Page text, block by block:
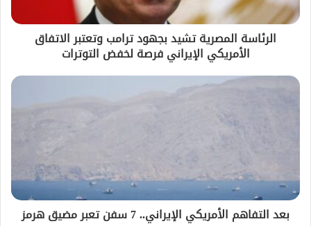
الرئاسة المصرية تشيد بجهود ترامب وتعتبر الاتفاق
الأمريكي الإيراني فرصة لخفض التوترات
بعد التفاهم الأمريكي الإيراني.. 7 سفن تعبر مضيق هرمز